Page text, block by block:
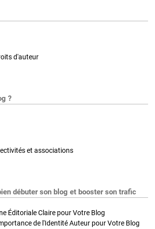
d'auteur
?
et associations
débuter son blog et booster son trafic
Éditoriale Claire pour Votre Blog
de l'Identité Auteur pour Votre Blog